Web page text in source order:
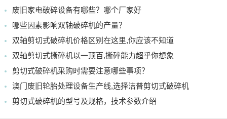
废旧家电破碎设备有哪些？哪个厂家好
哪些因素影响双轴破碎机的产量？
双轴剪切式破碎机价格区别在这里,你应该不知道
双轴剪切式撕碎机以一顶百,撕碎能力超乎你想象
剪切式破碎机采购时需要注意哪些事项？
澳门废旧轮胎处理设备生产线,选择洁普剪切式破碎机
剪切式破碎机的型号及规格，技术参数介绍